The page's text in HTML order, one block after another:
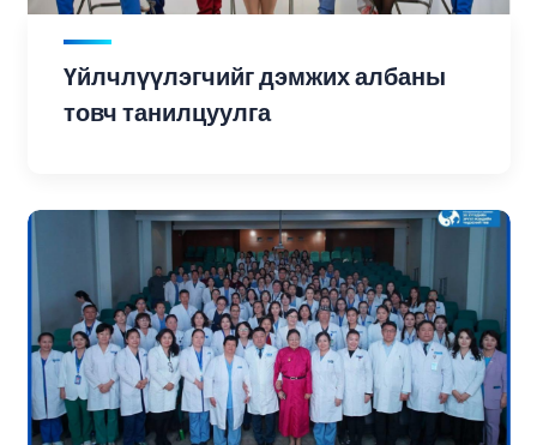
Үйлчлүүлэгчийг дэмжих албаны
товч танилцуулга